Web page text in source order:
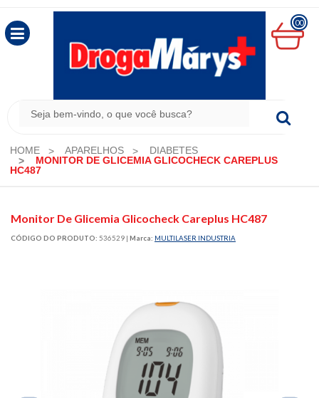
00
HOME APARELHOS
DIABETES
MONITOR DE GLICEMIA GLICOCHECK CAREPLUS
HC487
Monitor De Glicemia Glicocheck Careplus HC487
CÓDIGO DO PRODUTO: 536529 | Marca: MULTILASER INDUSTRIA